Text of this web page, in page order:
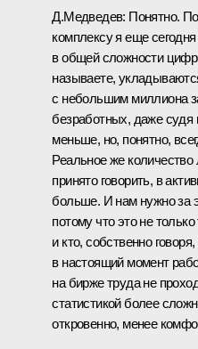
Д.Медведев: Понятно.
комплексу я еще
в общей сложности
называете,
с небольшим миллиона
безработных, даже судя
меньше, но, понятно,
Реальное же
принято говорить, в
больше. И нам нужно за
потому что это не
и кто, собственно
в настоящий момент
на бирже труда не
статистикой более
откровенно, менее